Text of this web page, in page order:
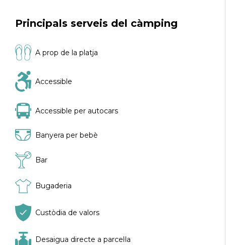
Principals serveis del càmping
A prop de la platja
Accessible
Accessible per autocars
Banyera per bebè
Bar
Bugaderia
Custòdia de valors
Desaigua directe a parcel·la